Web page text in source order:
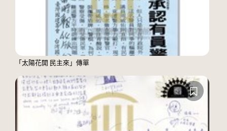
「太陽花開 民主來」傳單